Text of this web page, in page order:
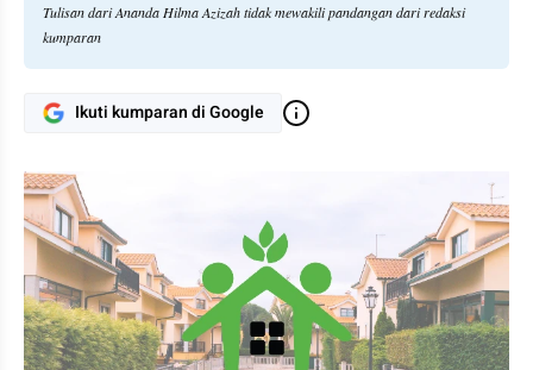
Tulisan dari Ananda Hilma Azizah tidak mewakili pandangan dari redaksi
kumparan
Ikuti kumparan di Google